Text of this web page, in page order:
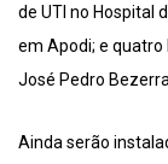
de UTI no Hospital
em Apodi; e quatro
José Pedro
Ainda serão